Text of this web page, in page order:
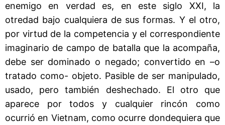
enemigo en verdad es, en este siglo XXI, la
otredad bajo cualquiera de sus formas. Y el otro,
por virtud de la competencia y el correspondiente
imaginario de campo de batalla que la acompaña,
debe ser dominado o negado; convertido en –o
tratado como- objeto. Pasible de ser manipulado,
usado, pero también deshechado. El otro que
aparece por todos y cualquier rincón como
ocurrió en Vietnam, como ocurre dondequiera que